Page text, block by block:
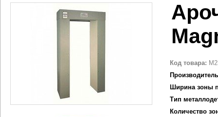
Код товара:
Ширина зоны
Тип
Количество